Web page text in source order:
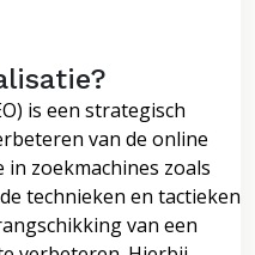
is een strategisch
van de online
zoekmachines zoals
technieken en tactieken
van een